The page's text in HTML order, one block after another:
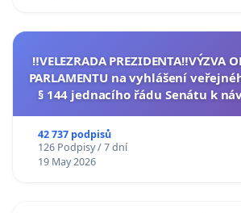
‼️VELEZRADA PREZIDENTA‼️VÝZVA
PARLAMENTU na vyhlášení
§ 144 jednacího řádu Senátu k
42 737 podpisů
126 Podpisy / 7 dní
19 May 2026